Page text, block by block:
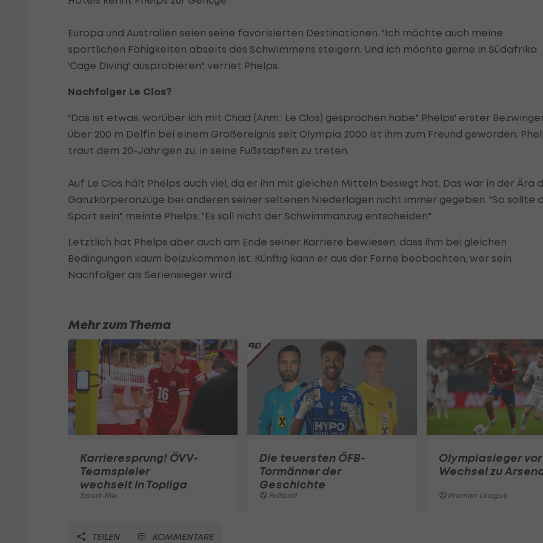
Europa und Australien seien seine favorisierten Destinationen. "Ich möchte auch meine
sportlichen Fähigkeiten abseits des Schwimmens steigern. Und ich möchte gerne in Südafrika
'Cage Diving' ausprobieren", verriet Phelps.
Nachfolger Le Clos?
"Das ist etwas, worüber ich mit Chad (Anm.: Le Clos) gesprochen habe." Phelps' erster
über 200 m Delfin bei einem Großereignis seit Olympia 2000 ist ihm zum Freund geworden.
traut dem 20-Jährigen zu, in seine Fußstapfen zu treten.
Auf Le Clos hält Phelps auch viel, da er ihn mit gleichen Mitteln besiegt hat. Das war in der Ära
Ganzkörperanzüge bei anderen seiner seltenen Niederlagen nicht immer gegeben. "So sollte
Sport sein", meinte Phelps. "Es soll nicht der Schwimmanzug entscheiden."
Letztlich hat Phelps aber auch am Ende seiner Karriere bewiesen, dass ihm bei gleichen
Bedingungen kaum beizukommen ist. Künftig kann er aus der Ferne beobachten, wer sein
Nachfolger als Seriensieger wird.
Mehr zum Thema
Karrieresprung! ÖVV-
Teamspieler
wechselt in Topliga
Sport-Mix
Die teuersten ÖFB-
Tormänner der
Geschichte
Fußball
Olympiasieger vor
Wechsel zu
Premier League
TEILEN KOMMENTARE